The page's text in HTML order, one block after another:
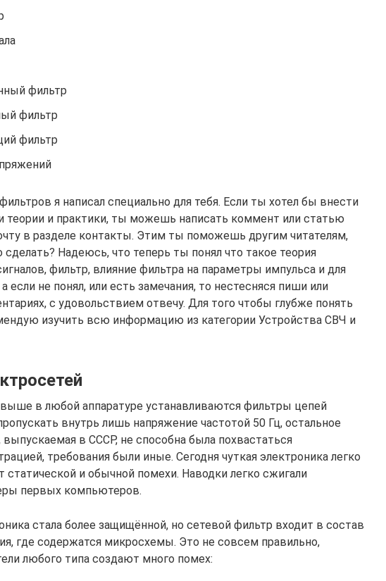
фильтр
фильтр
фильтр
я написал специально для тебя. Если ты хотел бы внести
теории и практики, ты можешь написать коммент или статью
в разделе контакты. Этим ты поможешь другим читателям,
Надеюсь, что теперь ты понял что такое теория
фильтр, влияние фильтра на параметры импульса и для
если не понял, или есть замечания, то нестесняся пиши или
с удовольствием отвечу. Для того чтобы глубже понять
изучить всю информацию из категории Устройства СВЧ и
в любой аппаратуре устанавливаются фильтры цепей
внутрь лишь напряжение частотой 50 Гц, остальное
выпускаемая в СССР, не способна была похвастаться
требования были иные. Сегодня чуткая электроника легко
статической и обычной помехи. Наводки легко сжигали
первых компьютеров.
стала более защищённой, но сетевой фильтр входит в состав
где содержатся микросхемы. Это не совсем правильно,
любого типа создают много помех: